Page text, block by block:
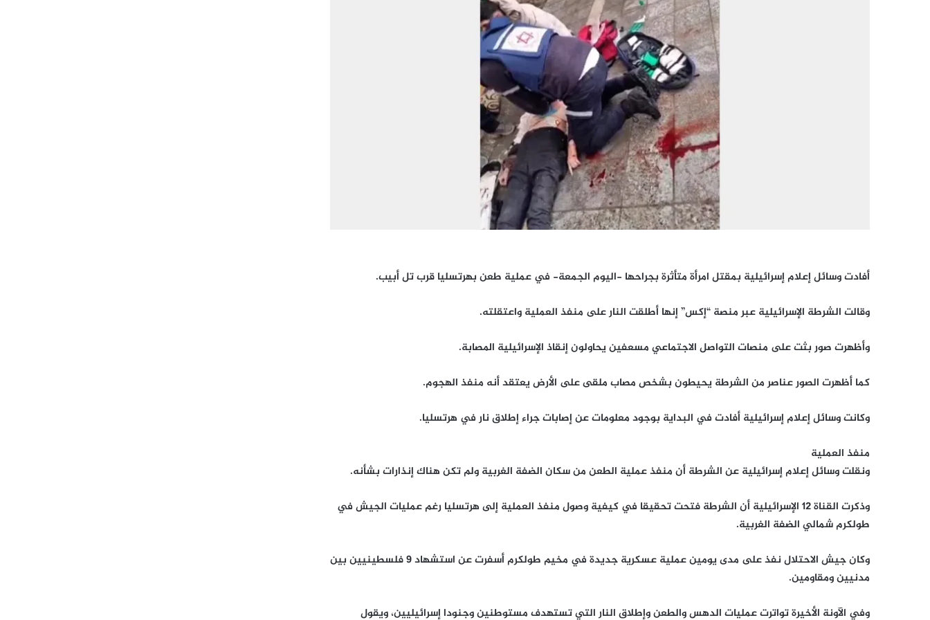
أفادت وسائل إعلام إسرائيلية بمقتل امرأة متأثرة بجراحها -اليوم الجمعة- في عملية طعن بهرتسليا قرب تل أبيب.
وقالت الشرطة الإسرائيلية عبر منصة “إكس” إنها أطلقت النار على منفذ العملية واعتقلته.
وأظهرت صور بثت على منصات التواصل الاجتماعي مسعفين يحاولون إنقاذ الإسرائيلية المصابة.
كما أظهرت الصور عناصر من الشرطة يحيطون بشخص مصاب ملقى على الأرض يعتقد أنه منفذ الهجوم.
وكانت وسائل إعلام إسرائيلية أفادت في البداية بوجود معلومات عن إصابات جراء إطلاق نار في هرتسليا.
منفذ العملية
ونقلت وسائل إعلام إسرائيلية عن الشرطة أن منفذ عملية الطعن من سكان الضفة الغربية ولم تكن هناك إنذارات بشأنه.
وذكرت القناة 12 الإسرائيلية أن الشرطة فتحت تحقيقا في كيفية وصول منفذ العملية إلى هرتسليا رغم عمليات الجيش في
طولكرم شمالي الضفة الغربية.
وكان جيش الاحتلال نفذ على مدى يومين عملية عسكرية جديدة في مخيم طولكرم أسفرت عن استشهاد 9 فلسطينيين بين
مدنيين ومقاومين.
وفي الآونة الأخيرة تواترت عمليات الدهس والطعن وإطلاق النار التي تستهدف مستوطنين وجنودا إسرائيليين، ويقول